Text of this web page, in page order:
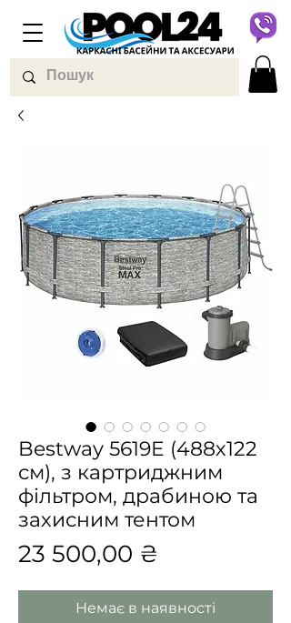
Bestway 5619E (488х122
см), з картриджним
фільтром, драбиною та
захисним тентом
23 500,00 ₴
Немає в наявності